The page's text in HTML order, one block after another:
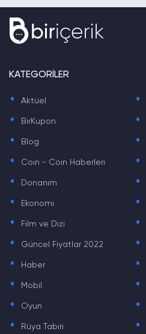
KATEGORİLER
. Aktüel .
. BirKupon .
. Blog .
. Coin - Coin Haberleri .
. Donanım .
. Ekonomi .
. Film ve Dizi .
. Güncel Fiyatlar 2022 .
. Haber .
. Mobil .
. Oyun .
. Rüya Tabiri .